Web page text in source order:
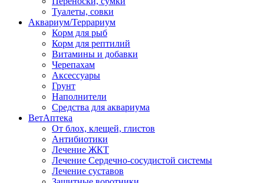
Туалеты, совки
Аквариум/Террариум
Корм для рыб
Корм для рептилий
Витамины и добавки
Черепахам
Аксессуары
Грунт
Наполнители
Средства для аквариума
ВетАптека
От блох, клещей, глистов
Антибиотики
Лечение ЖКТ
Лечение Сердечно-сосудистой системы
Лечение суставов